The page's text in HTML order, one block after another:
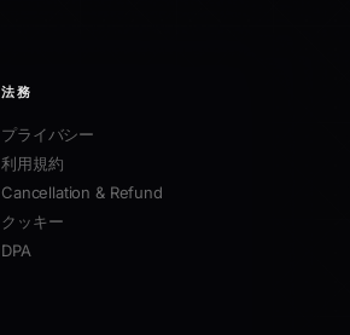
法務
プライバシー
利用規約
Cancellation & Refund
クッキー
DPA